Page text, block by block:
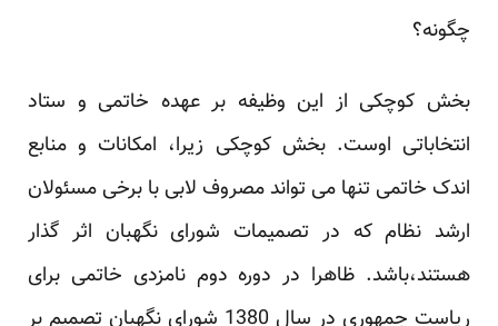
چگونه؟
بخش کوچکی از این وظیفه بر عهده خاتمی و ستاد
انتخاباتی اوست. بخش کوچکی زیرا، امکانات و منابع
اندک ‏خاتمی تنها می تواند مصروف لابی با برخی مسئولان
ارشد نظام که در تصمیمات شورای نگهبان اثر گذار
‏هستند،باشد. ظاهرا در دوره دوم نامزدی خاتمی برای
ریاست جمهوری در سال 1380 شورای نگهبان تصمیم بر